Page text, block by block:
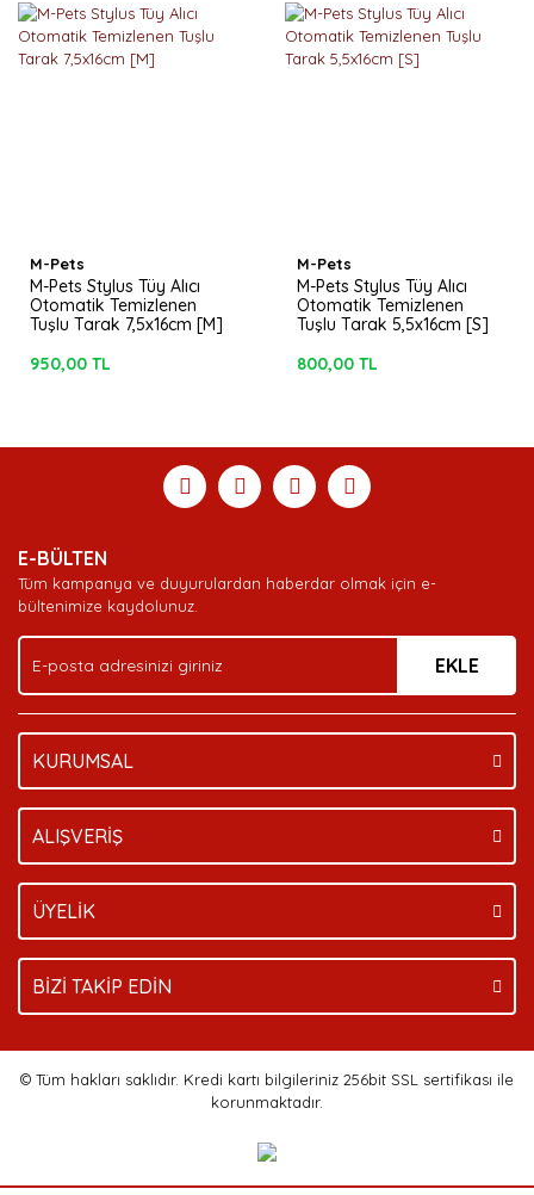
M-Pets
M-Pets Stylus Tüy Alıcı
Otomatik Temizlenen
Tuşlu Tarak 7,5x16cm [M]
950,00 TL
M-Pets
M-Pets Stylus Tüy Alıcı
Otomatik Temizlenen
Tuşlu Tarak 5,5x16cm [S]
800,00 TL
E-BÜLTEN
Tüm kampanya ve duyurulardan haberdar olmak için e-
bültenimize kaydolunuz.
EKLE
KURUMSAL
ALIŞVERİŞ
ÜYELİK
BİZİ TAKİP EDİN
© Tüm hakları saklıdır. Kredi kartı bilgileriniz 256bit SSL sertifikası ile
korunmaktadır.